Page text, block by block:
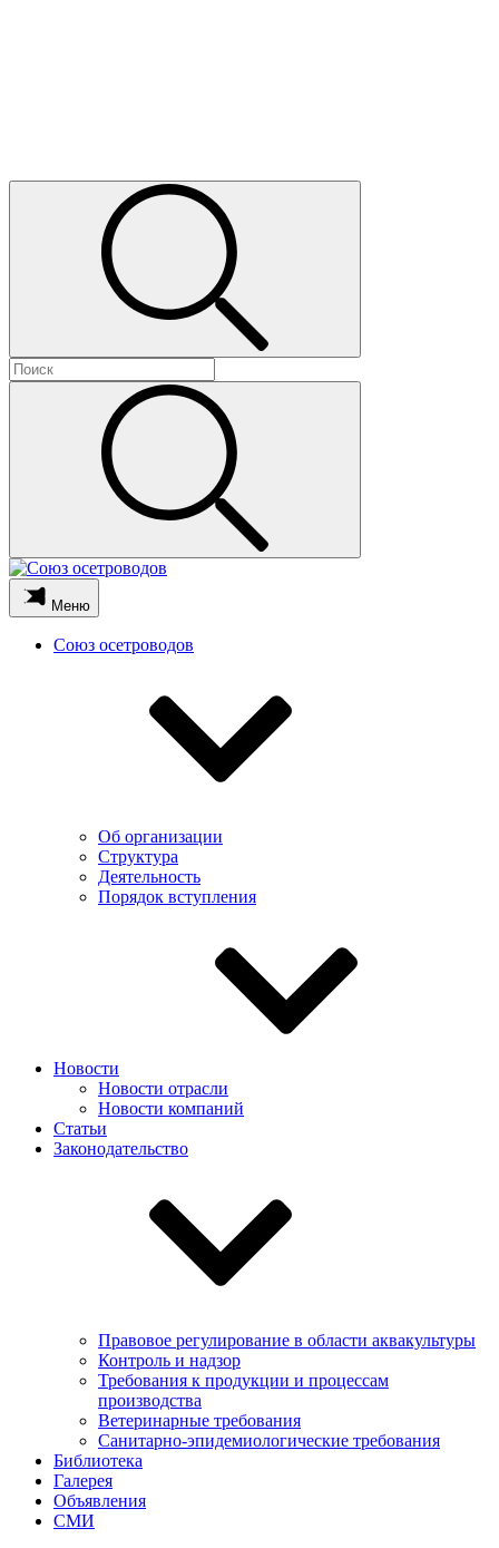
Меню
Союз осетроводов
Об организации
Структура
Деятельность
Порядок вступления
Новости
Новости отрасли
Новости компаний
Статьи
Законодательство
Правовое регулирование в области аквакультуры
Контроль и надзор
Требования к продукции и процессам
производства
Ветеринарные требования
Санитарно-эпидемиологические требования
Библиотека
Галерея
Объявления
СМИ